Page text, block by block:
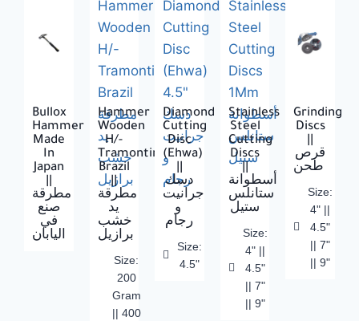
Bullox
Hammer
Made
In
Japan
مطرقة
صنع
في
اليابان
Hammer
Wooden
H/-
Tramontina-
Brazil
||
مطرقة
يد
خشب
برازيل
Size:
200
Gram
|| 400
Diamond
Cutting
Disc
(Ehwa)
دسك
جرانيت
و
رجام
Size:
4.5"
Stainless
Steel
Cutting
Discs
أسطوانة
ستانلس
ستيل
Size:
4" ||
4.5"
|| 7"
|| 9"
Grinding
Discs
قرص
Size:
4" ||
4.5"
|| 7"
|| 9"